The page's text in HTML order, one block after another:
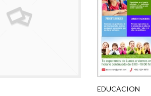
EDUCACION